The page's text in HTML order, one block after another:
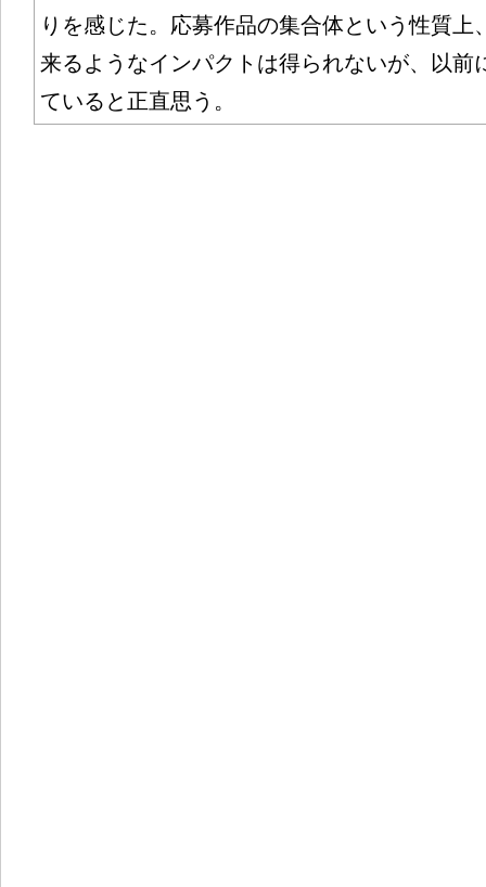
りを感じた。応募作品の集合体という性質上
来るようなインパクトは得られないが、以前
ていると正直思う。